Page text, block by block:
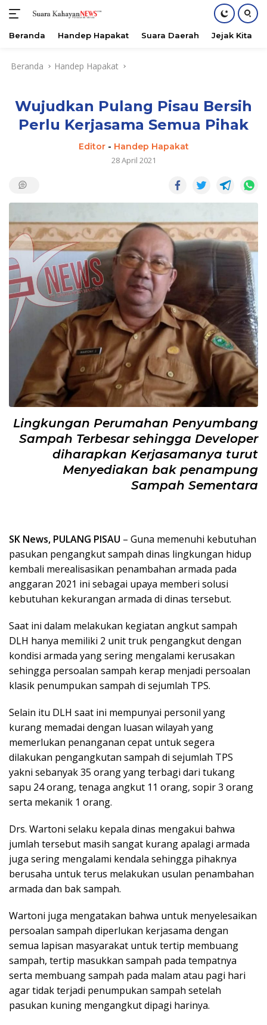
Beranda Handep Hapakat Suara Daerah Jejak Kita
Beranda Handep Hapakat
Wujudkan Pulang Pisau Bersih
Perlu Kerjasama Semua Pihak
Editor- Handep Hapakat
28 April 2021
Lingkungan Perumahan Penyumbang
Sampah Terbesar sehingga Developer
diharapkan Kerjasamanya turut
Menyediakan bak penampung
Sampah Sementara
SK News, PULANG PISAU – Guna memenuhi kebutuhan
pasukan pengangkut sampah dinas lingkungan hidup
kembali merealisasikan penambahan armada pada
anggaran 2021 ini sebagai upaya memberi solusi
kebutuhan kekurangan armada di dinas tersebut.
Saat ini dalam melakukan kegiatan angkut sampah
DLH hanya memiliki 2 unit truk pengangkut dengan
kondisi armada yang sering mengalami kerusakan
sehingga persoalan sampah kerap menjadi persoalan
klasik penumpukan sampah di sejumlah TPS.
Selain itu DLH saat ini mempunyai personil yang
kurang memadai dengan luasan wilayah yang
memerlukan penanganan cepat untuk segera
dilakukan pengangkutan sampah di sejumlah TPS
yakni sebanyak 35 orang yang terbagi dari tukang
sapu 24 orang, tenaga angkut 11 orang, sopir 3 orang
serta mekanik 1 orang.
Drs. Wartoni selaku kepala dinas mengakui bahwa
jumlah tersebut masih sangat kurang apalagi armada
juga sering mengalami kendala sehingga pihaknya
berusaha untuk terus melakukan usulan penambahan
armada dan bak sampah.
Wartoni juga mengatakan bahwa untuk menyelesaikan
persoalan sampah diperlukan kerjasama dengan
semua lapisan masyarakat untuk tertip membuang
sampah, tertip masukkan sampah pada tempatnya
serta membuang sampah pada malam atau pagi hari
agar tidak terjadi penumpukan sampah setelah
pasukan kuning mengangkut dipagi harinya.